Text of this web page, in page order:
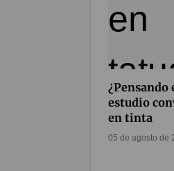
¿Pensando
estudio
en tinta
05 de agosto de